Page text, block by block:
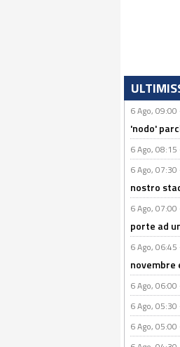
6 Ago, 09:00
'nodo'
6 Ago, 08:15
6 Ago, 07:30
nostro
6 Ago, 07:00
porte ad
6 Ago, 06:45
novembre
6 Ago, 06:00
6 Ago, 05:30
6 Ago, 05:00